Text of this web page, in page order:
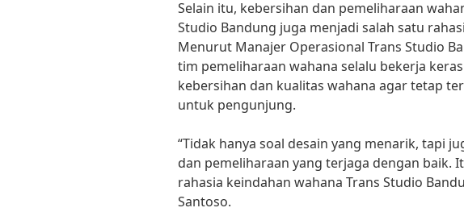
Selain itu, kebersihan dan pemeliharaan
Studio Bandung juga menjadi salah satu
Menurut Manajer Operasional Trans Studio
tim pemeliharaan wahana selalu bekerja
kebersihan dan kualitas wahana agar tetap
untuk pengunjung.
“Tidak hanya soal desain yang menarik, tapi
dan pemeliharaan yang terjaga dengan baik.
rahasia keindahan wahana Trans Studio
Santoso.